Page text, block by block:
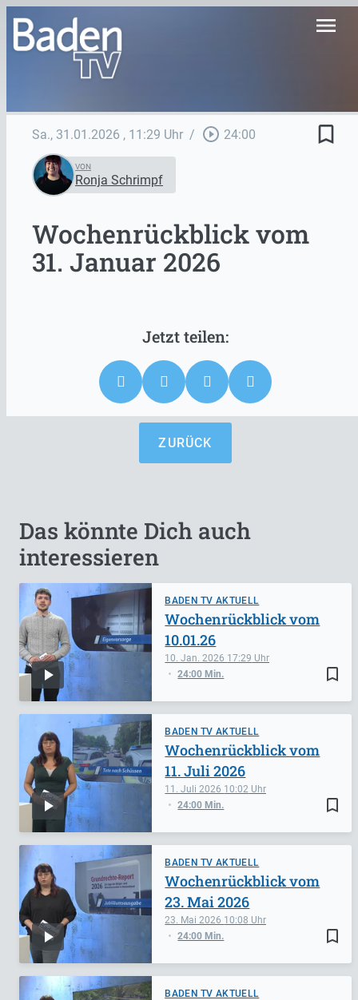
menu
Sa., 31.01.2026 , 11:29 Uhr / play_circle_outline 24:00 bookmark_border
VON
Ronja Schrimpf
Wochenrückblick vom
31. Januar 2026
ZURÜCK
Das könnte Dich auch
interessieren
BADEN TV AKTUELL
bookmark_border
10. Jan. 2026 17:29
24:00 Min.
Wochenrückblick vom
10.01.26
BADEN TV AKTUELL
bookmark_border
11. Juli 2026 10:02
24:00 Min.
Wochenrückblick vom
11. Juli 2026
BADEN TV AKTUELL
bookmark_border
23. Mai 2026 10:08
24:00 Min.
Wochenrückblick vom
23. Mai 2026
BADEN TV AKTUELL